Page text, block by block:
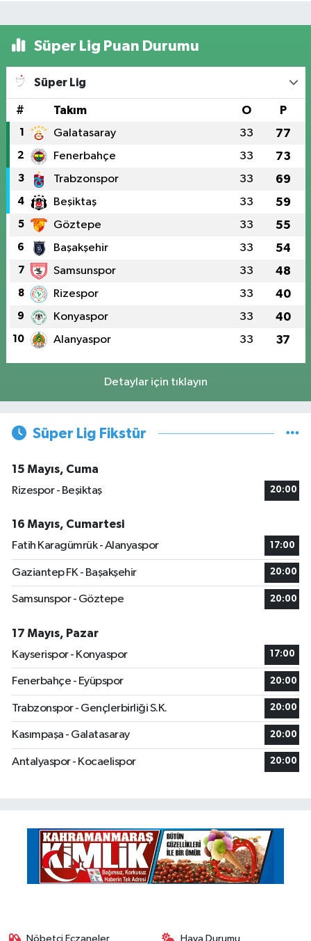
Süper Lig Puan Durumu
Süper Lig
# Takım O P
1 Galatasaray 33 77
2 Fenerbahçe 33 73
3 Trabzonspor 33 69
4 Beşiktaş 33 59
5 Göztepe 33 55
6 Başakşehir 33 54
7 Samsunspor 33 48
8 Rizespor 33 40
9 Konyaspor 33 40
10 Alanyaspor 33 37
Detaylar için tıklayın
Süper Lig Fikstür
15 Mayıs, Cuma
Rizespor - Beşiktaş
20:00
16 Mayıs, Cumartesi
Fatih Karagümrük - Alanyaspor
17:00
Gaziantep FK - Başakşehir 20:00
Samsunspor - Göztepe 20:00
17 Mayıs, Pazar
Kayserispor - Konyaspor
17:00
Fenerbahçe - Eyüpspor 20:00
Trabzonspor - Gençlerbirliği S.K. 20:00
Kasımpaşa - Galatasaray 20:00
Antalyaspor - Kocaelispor 20:00
Nöbetçi Eczaneler Hava Durumu